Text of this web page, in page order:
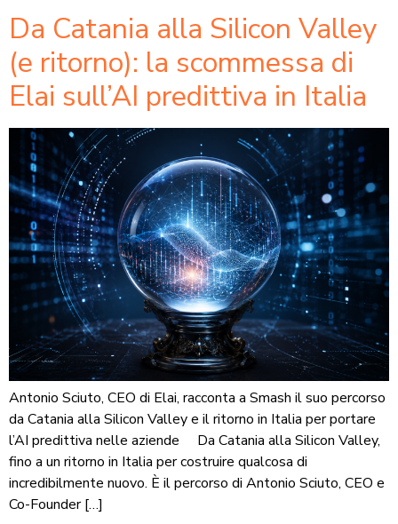
Da Catania alla Silicon Valley
(e ritorno): la scommessa di
Elai sull’AI predittiva in Italia
Antonio Sciuto, CEO di Elai, racconta a Smash il suo percorso
da Catania alla Silicon Valley e il ritorno in Italia per portare
l’AI predittiva nelle aziende Da Catania alla Silicon Valley,
fino a un ritorno in Italia per costruire qualcosa di
incredibilmente nuovo. È il percorso di Antonio Sciuto, CEO e
Co-Founder […]